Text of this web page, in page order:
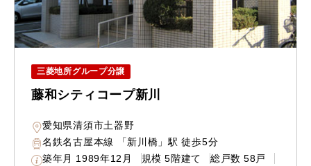
三菱地所グループ分譲
藤和シティコープ新川
愛知県清須市土器野
名鉄名古屋本線 「新川橋」駅 徒歩5分
築年月 1989年12月 規模 5階建て 総戸数 58戸